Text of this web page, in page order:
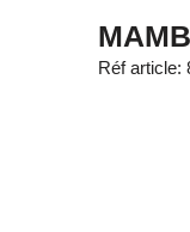
Réf article: